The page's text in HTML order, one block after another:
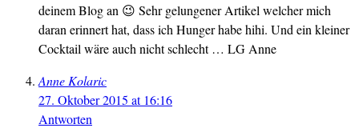
deinem Blog an 😉 Sehr gelungener Artikel welcher mich
daran erinnert hat, dass ich Hunger habe hihi. Und ein kleiner
Cocktail wäre auch nicht schlecht … LG Anne
Anne Kolaric
27. Oktober 2015 at 16:16
Antworten